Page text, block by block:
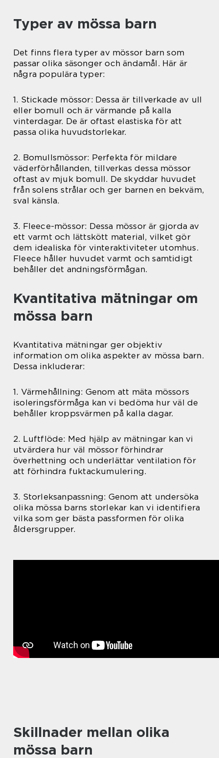
Typer av mössa barn
Det finns flera typer av mössor barn som
passar olika säsonger och ändamål. Här är
några populära typer:
1. Stickade mössor: Dessa är tillverkade av ull
eller bomull och är värmande på kalla
vinterdagar. De är oftast elastiska för att
passa olika huvudstorlekar.
2. Bomullsmössor: Perfekta för mildare
väderförhållanden, tillverkas dessa mössor
oftast av mjuk bomull. De skyddar huvudet
från solens strålar och ger barnen en bekväm,
sval känsla.
3. Fleece-mössor: Dessa mössor är gjorda av
ett varmt och lättskött material, vilket gör
dem idealiska för vinteraktiviteter utomhus.
Fleece håller huvudet varmt och samtidigt
behåller det andningsförmågan.
Kvantitativa mätningar om
mössa barn
Kvantitativa mätningar ger objektiv
information om olika aspekter av mössa barn.
Dessa inkluderar:
1. Värmehållning: Genom att mäta mössors
isoleringsförmåga kan vi bedöma hur väl de
behåller kroppsvärmen på kalla dagar.
2. Luftflöde: Med hjälp av mätningar kan vi
utvärdera hur väl mössor förhindrar
överhettning och underlättar ventilation för
att förhindra fuktackumulering.
3. Storleksanpassning: Genom att undersöka
olika mössa barns storlekar kan vi identifiera
vilka som ger bästa passformen för olika
åldersgrupper.
Skillnader mellan olika
mössa barn